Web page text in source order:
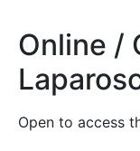
Online /
Open to access